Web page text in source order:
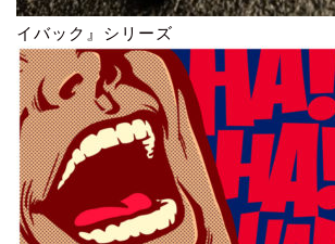
イバック』シリーズ